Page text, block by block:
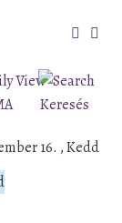
Keresés
16. , Kedd